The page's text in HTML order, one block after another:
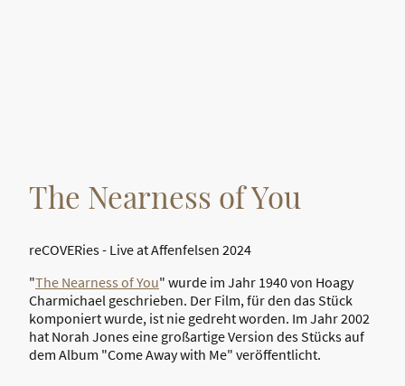
The Nearness of You
reCOVERies - Live at Affenfelsen 2024
"The Nearness of You" wurde im Jahr 1940 von Hoagy
Charmichael geschrieben. Der Film, für den das Stück
komponiert wurde, ist nie gedreht worden. Im Jahr 2002
hat Norah Jones eine großartige Version des Stücks auf
dem Album "Come Away with Me" veröffentlicht.